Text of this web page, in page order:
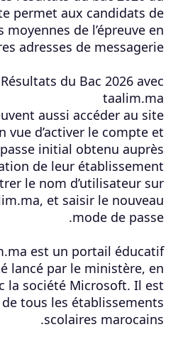
permet aux candidats de
moyennes de l’épreuve en
adresses de messagerie.
du Bac 2026 avec
taalim.ma
aussi accéder au site
vue d’activer le compte et
initial obtenu auprès
de leur établissement
le nom d’utilisateur sur
et saisir le nouveau
mode de passe.
est un portail éducatif
lancé par le ministère, en
la société Microsoft. Il est
tous les établissements
scolaires marocains.